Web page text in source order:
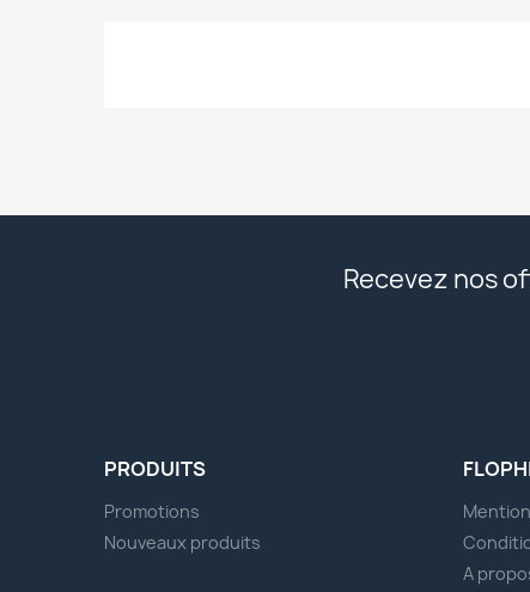
Recevez nos
PRODUITS
Promotions
Nouveaux produits
A